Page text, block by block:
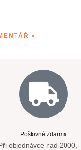
Poštovné Zdarma
objednávce nad 2000,-